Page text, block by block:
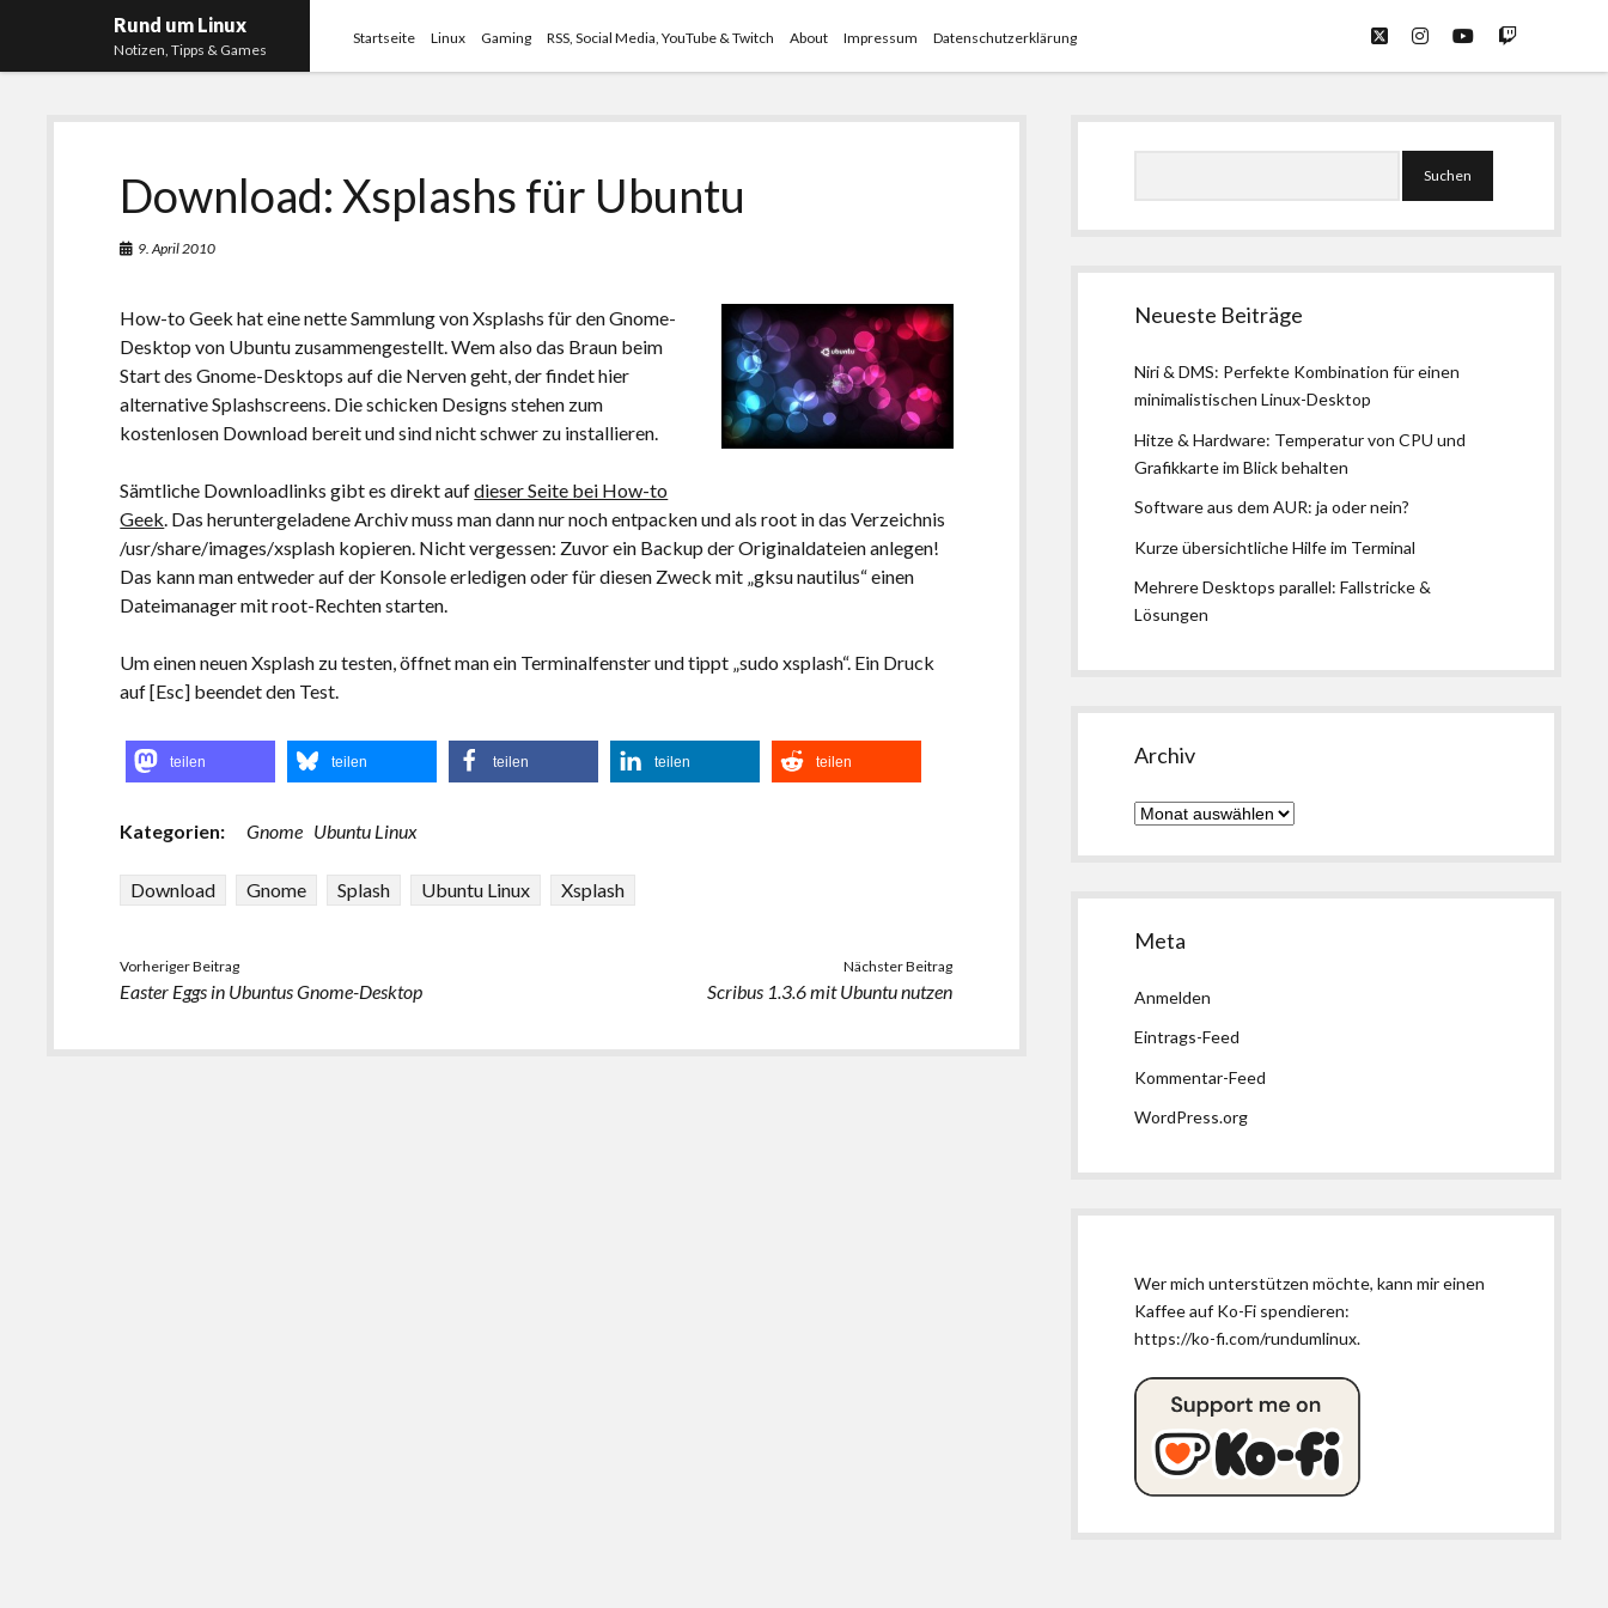
Rund um Linux
Notizen, Tipps & Games
Startseite Linux Gaming RSS, Social Media, YouTube & Twitch About Impressum Datenschutzerklärung twitterinstagram
youtubetwitch
Download: Xsplashs für Ubuntu
9. April 2010
How-to Geek hat eine nette Sammlung von Xsplashs für den Gnome-
Desktop von Ubuntu zusammengestellt. Wem also das Braun beim
Start des Gnome-Desktops auf die Nerven geht, der findet hier
alternative Splashscreens. Die schicken Designs stehen zum
kostenlosen Download bereit und sind nicht schwer zu installieren.
Sämtliche Downloadlinks gibt es direkt aufdieser Seite bei How-to
Geek. Das heruntergeladene Archiv muss man dann nur noch entpacken und als root in das Verzeichnis
/usr/share/images/xsplash kopieren. Nicht vergessen: Zuvor ein Backup der Originaldateien anlegen!
Das kann man entweder auf der Konsole erledigen oder für diesen Zweck mit „gksu nautilus“ einen
Dateimanager mit root-Rechten starten.
Um einen neuen Xsplash zu testen, öffnet man ein Terminalfenster und tippt „sudo xsplash“. Ein Druck
auf [Esc] beendet den Test.
teilen teilen teilen teilen teilen
Kategorien: Gnome Ubuntu Linux
Download Gnome Splash Ubuntu Linux Xsplash
Vorheriger Beitrag
Easter Eggs in Ubuntus Gnome-Desktop
Nächster Beitrag
Scribus 1.3.6 mit Ubuntu nutzen
Seitenleiste
Neueste Beiträge
Niri & DMS: Perfekte Kombination für einen
minimalistischen Linux-Desktop
Hitze & Hardware: Temperatur von CPU und
Grafikkarte im Blick behalten
Software aus dem AUR: ja oder nein?
Kurze übersichtliche Hilfe im Terminal
Mehrere Desktops parallel: Fallstricke &
Lösungen
Archiv
Archiv
Meta
Anmelden
Eintrags-Feed
Kommentar-Feed
WordPress.org
Wer mich unterstützen möchte, kann mir einen
Kaffee auf Ko-Fi spendieren:
https://ko-fi.com/rundumlinux.